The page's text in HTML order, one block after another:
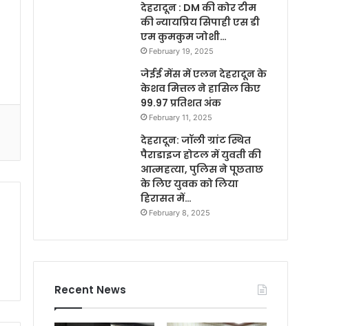
देहरादून : DM की कोर टीम
की न्यायप्रिय सिपाही एस डी
एम कुमकुम जोशी…
February 19, 2025
जेईई मेंस में एलन देहरादून के
केशव मित्तल ने हासिल किए
99.97 प्रतिशत अंक
February 11, 2025
देहरादून: जॉली ग्रांट स्थित
पैराडाइज होटल में युवती की
आत्महत्या, पुलिस ने पूछताछ
के लिए युवक को लिया
हिरासत में…
February 8, 2025
Recent News